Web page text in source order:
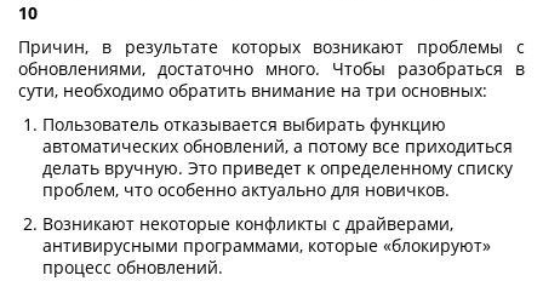
10
Причин, в результате которых возникают проблемы с
обновлениями, достаточно много. Чтобы разобраться в
сути, необходимо обратить внимание на три основных:
Пользователь отказывается выбирать функцию
автоматических обновлений, а потому все приходиться
делать вручную. Это приведет к определенному списку
проблем, что особенно актуально для новичков.
Возникают некоторые конфликты с драйверами,
антивирусными программами, которые «блокируют»
процесс обновлений.